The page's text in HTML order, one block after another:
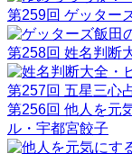
第259回 ゲッター
第258回 姓名判断
第257回 五星三心
第256回 他人を元
ル・宇都宮餃子